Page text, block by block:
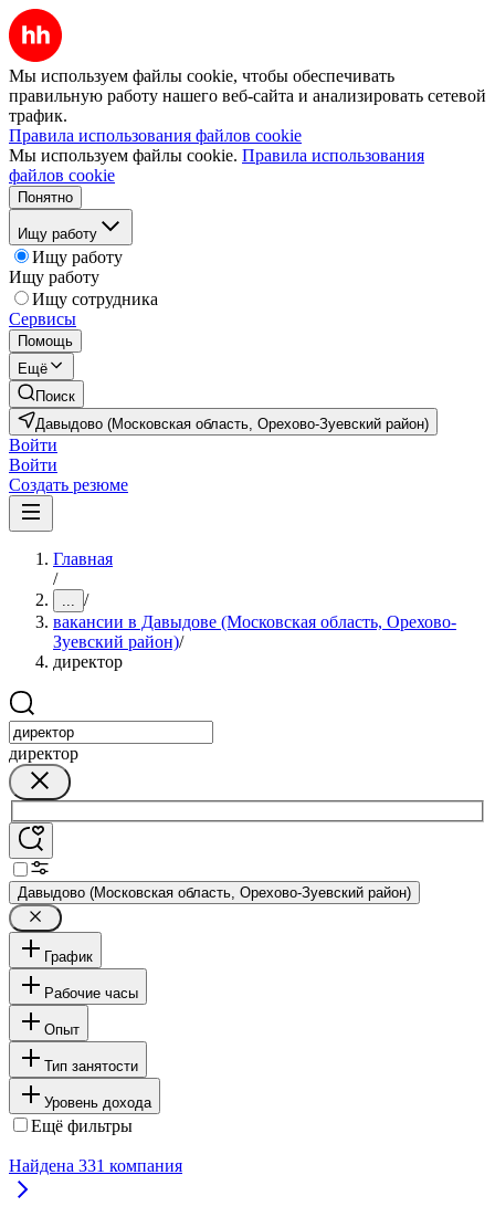
Мы используем файлы cookie, чтобы обеспечивать
правильную работу нашего веб-сайта и анализировать сетевой
трафик.
Правила использования файлов cookie
Мы используем файлы cookie. Правила использования
файлов cookie
Понятно
Ищу работу
Ищу работу
Ищу работу
Ищу сотрудника
Сервисы
Помощь
Ещё
Поиск
Давыдово (Московская область, Орехово-Зуевский район)
Войти
Войти
Создать резюме
Главная
/
... /
вакансии в Давыдове (Московская область, Орехово-
Зуевский район)/
директор
директор
Давыдово (Московская область, Орехово-Зуевский район)
График
Рабочие часы
Опыт
Тип занятости
Уровень дохода
Ещё фильтры
Найдена 331 компания